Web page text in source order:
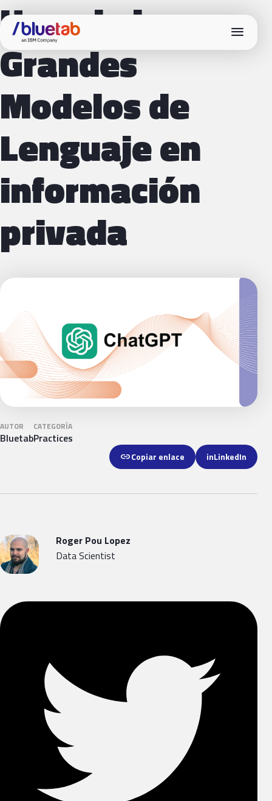
menu
Usando los
Grandes
Modelos de
Lenguaje en
información
privada
AUTOR
Bluetab
CATEGORÍA
Practices
linkCopiar enlace inLinkedIn
Roger Pou Lopez
Data Scientist